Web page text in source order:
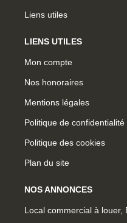
Liens utiles
LIENS UTILES
Mon compte
Nos honoraires
Mentions légales
Politique de confidentialité
Politique des cookies
Plan du site
NOS ANNONCES
Local commercial à louer,